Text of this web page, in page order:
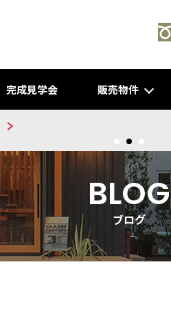
完成見学会 販売物件
BLOG
ブログ